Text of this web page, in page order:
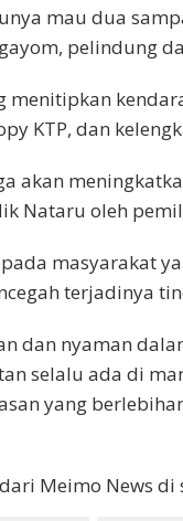
mau dua
pelindung
KTP, dan
akan
Nataru oleh
masyarakat
terjadinya
dan nyaman
selalu ada di
yang
Meimo News di